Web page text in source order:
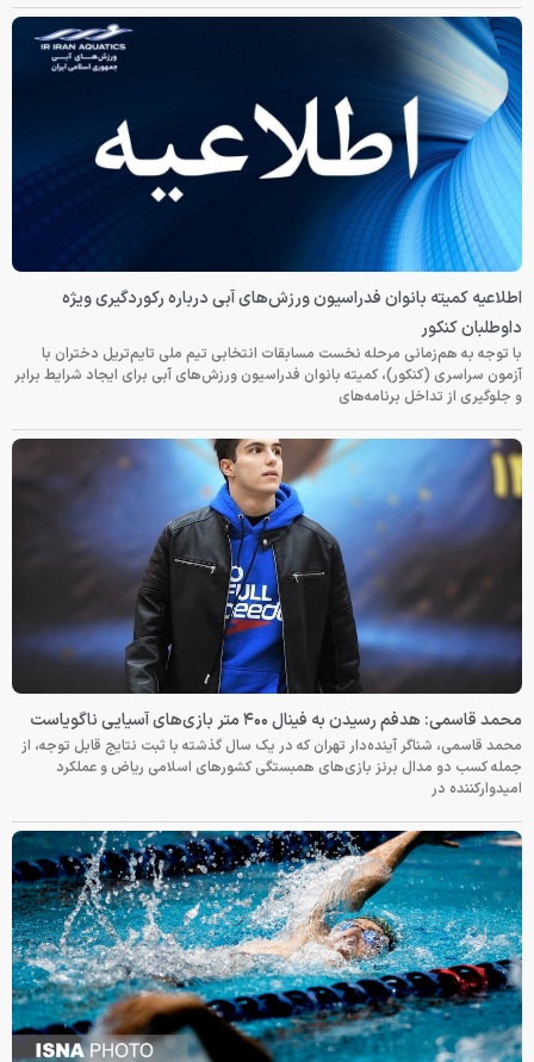
اطلاعیه کمیته بانوان فدراسیون ورزش‌های آبی درباره رکوردگیری ویژه
داوطلبان کنکور
با توجه به هم‌زمانی مرحله نخست مسابقات انتخابی تیم ملی تایم‌تریل دختران با
آزمون سراسری (کنکور)، کمیته بانوان فدراسیون ورزش‌های آبی برای ایجاد شرایط برابر
و جلوگیری از تداخل برنامه‌های
محمد قاسمی: هدفم رسیدن به فینال ۴۰۰ متر بازی‌های آسیایی ناگویاست
محمد قاسمی، شناگر آینده‌دار تهران که در یک سال گذشته با ثبت نتایج قابل توجه، از
جمله کسب دو مدال برنز بازی‌های همبستگی کشورهای اسلامی ریاض و عملکرد
امیدوارکننده در